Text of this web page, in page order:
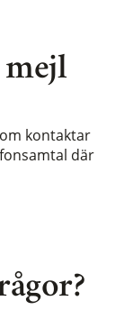
mejl
kontaktar
där